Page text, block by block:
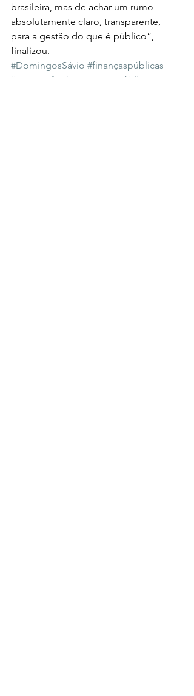
brasileira, mas de achar um rumo
absolutamente claro, transparente,
para a gestão do que é público”,
finalizou.
#DomingosSávio #finançaspúblicas
#transparêncianascontaspúblicas